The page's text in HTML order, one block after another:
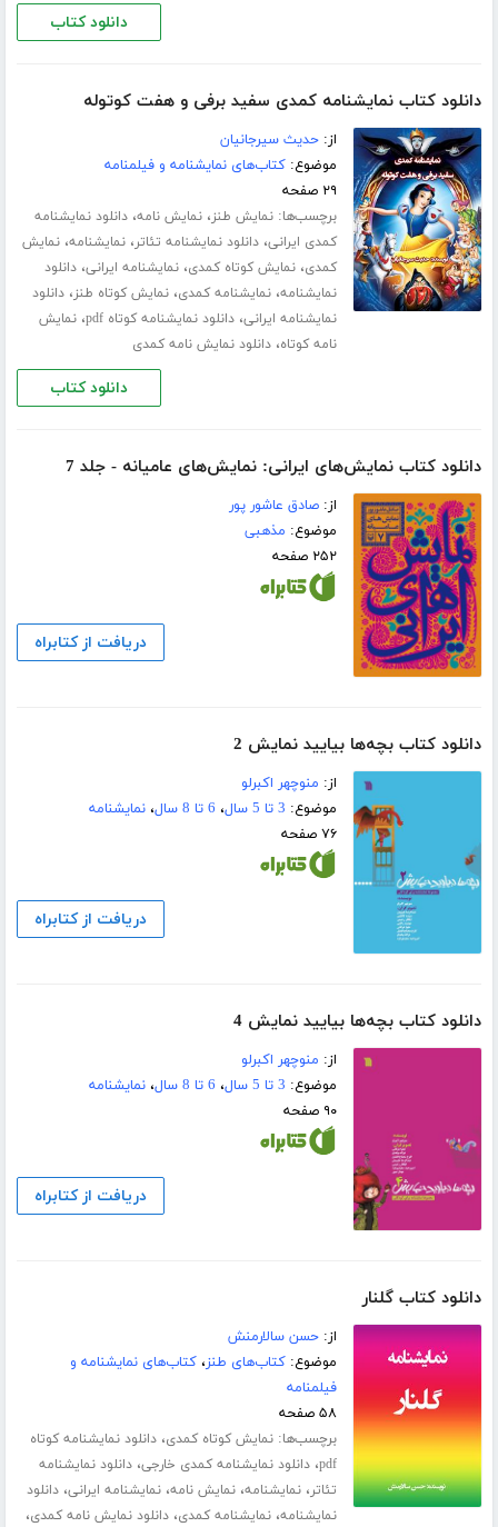
دانلود کتاب
دانلود کتاب نمایشنامه کمدی سفید برفی و هفت کوتوله
از:حدیث سیرجانیان
موضوع:کتاب‌های نمایشنامه و فیلمنامه
۲۹ صفحه
برچسب‌ها:نمایش طنز،نمایش نامه،دانلود نمایشنامه
کمدی ایرانی،دانلود نمایشنامه تئاتر،نمایشنامه،نمایش
کمدی،نمایش کوتاه کمدی،نمایشنامه ایرانی،دانلود
نمایشنامه،نمایشنامه کمدی،نمایش کوتاه طنز،دانلود
نمایشنامه ایرانی،دانلود نمایشنامه کوتاه pdf ،نمایش
نامه کوتاه،دانلود نمایش نامه کمدی
دانلود کتاب
دانلود کتاب نمایش‌های ایرانی: نمایش‌های عامیانه - جلد 7
از:صادق عاشور پور
موضوع: مذهبی
۲۵۲ صفحه
دریافت از کتابراه
دانلود کتاب بچه‌ها بیایید نمایش 2
از: منوچهر اکبرلو
موضوع: 3 تا 5 سال ، 6 تا 8 سال ،نمایشنامه
۷۶ صفحه
دریافت از کتابراه
دانلود کتاب بچه‌ها بیایید نمایش 4
از: منوچهر اکبرلو
موضوع: 3 تا 5 سال ، 6 تا 8 سال ،نمایشنامه
۹۰ صفحه
دریافت از کتابراه
دانلود کتاب گلنار
از:حسن سالارمنش
موضوع:کتاب‌های طنز،کتاب‌های نمایشنامه و
فیلمنامه
۵۸ صفحه
برچسب‌ها:نمایش کوتاه کمدی،دانلود نمایشنامه کوتاه
pdf،دانلود نمایشنامه کمدی خارجی،دانلود نمایشنامه
تئاتر،نمایشنامه،نمایش نامه،نمایشنامه ایرانی،دانلود
نمایشنامه،نمایشنامه کمدی،دانلود نمایش نامه کمدی،